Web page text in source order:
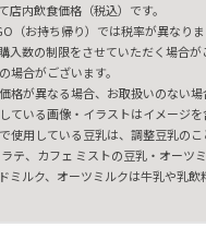
店内飲食価格（税込）です。
（お持ち帰り）では税率が異なり
入数の制限をさせていただく場合が
場合がございます。
格が異なる場合、お取扱いのない場
ている画像・イラストはイメージを
使用している豆乳は、調整豆乳のこ
テ、カフェ ミストの豆乳・オーツ
ミルク、オーツミルクは牛乳や乳飲